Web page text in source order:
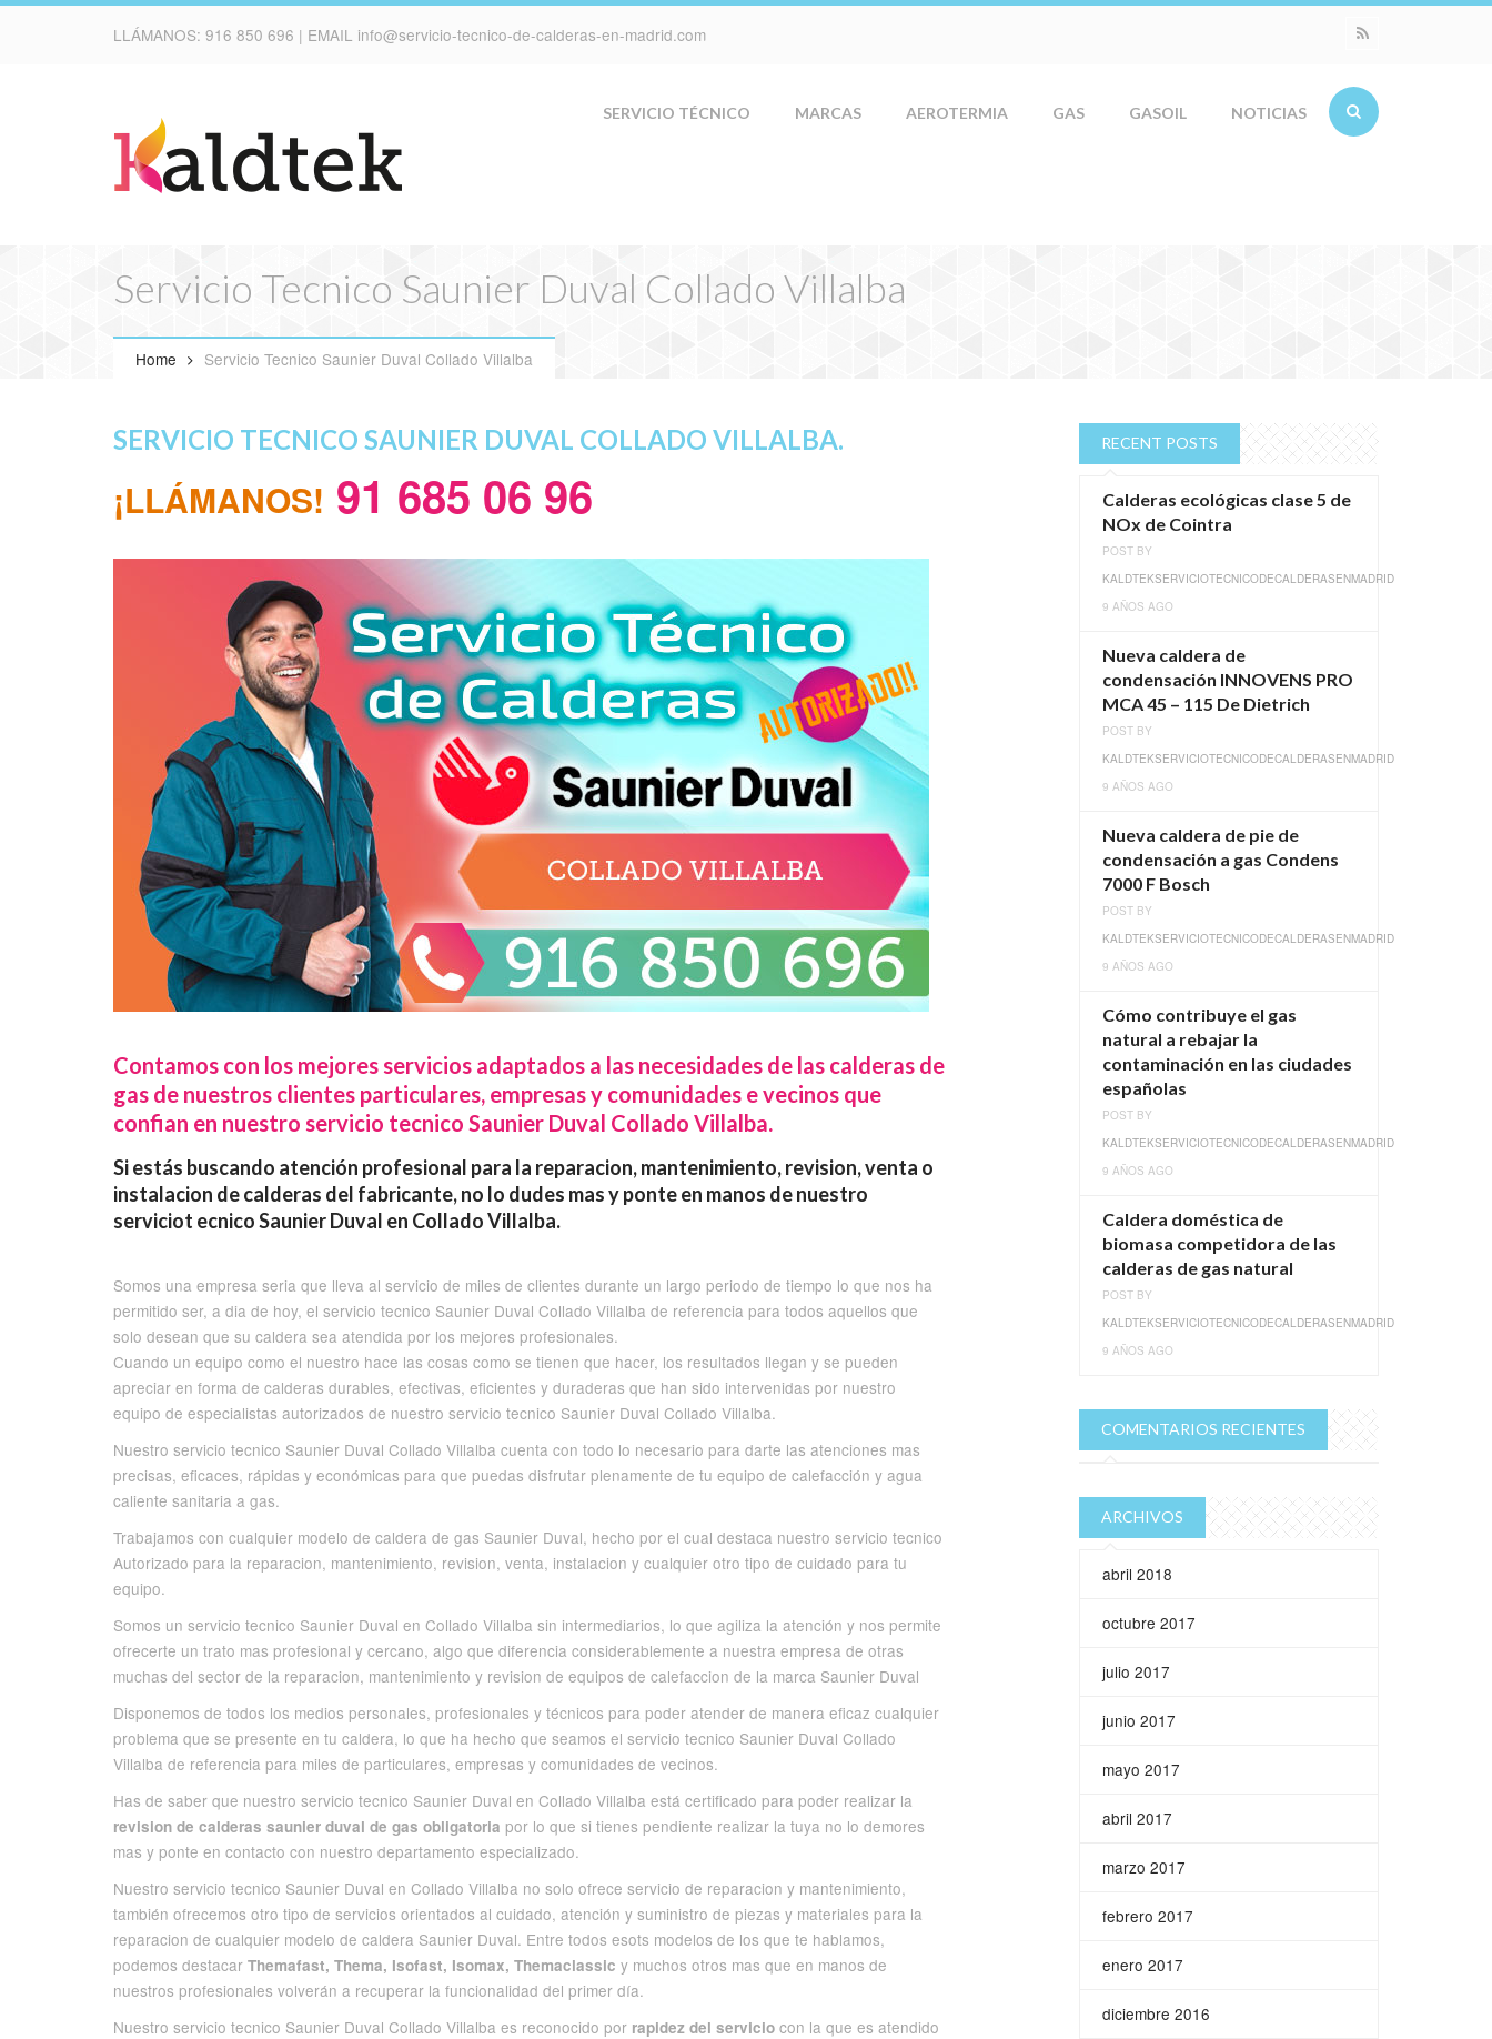
LLÁMANOS: 916 850 696 | EMAIL info@servicio-tecnico-de-calderas-en-madrid.com
SERVICIO TÉCNICO MARCAS AEROTERMIA GAS GASOIL NOTICIAS
Servicio Tecnico Saunier Duval Collado Villalba
Home Servicio Tecnico Saunier Duval Collado Villalba
SERVICIO TECNICO SAUNIER DUVAL COLLADO VILLALBA.
¡LLÁMANOS! 91 685 06 96
Contamos con los mejores servicios adaptados a las necesidades de las calderas de
gas de nuestros clientes particulares, empresas y comunidades e vecinos que
confian en nuestro servicio tecnico Saunier Duval Collado Villalba.
Si estás buscando atención profesional para la reparacion, mantenimiento, revision, venta o
instalacion de calderas del fabricante, no lo dudes mas y ponte en manos de nuestro
serviciot ecnico Saunier Duval en Collado Villalba.
Somos una empresa seria que lleva al servicio de miles de clientes durante un largo periodo de tiempo lo que nos ha
permitido ser, a dia de hoy, el servicio tecnico Saunier Duval Collado Villalba de referencia para todos aquellos que
solo desean que su caldera sea atendida por los mejores profesionales.
Cuando un equipo como el nuestro hace las cosas como se tienen que hacer, los resultados llegan y se pueden
apreciar en forma de calderas durables, efectivas, eficientes y duraderas que han sido intervenidas por nuestro
equipo de especialistas autorizados de nuestro servicio tecnico Saunier Duval Collado Villalba.
Nuestro servicio tecnico Saunier Duval Collado Villalba cuenta con todo lo necesario para darte las atenciones mas
precisas, eficaces, rápidas y económicas para que puedas disfrutar plenamente de tu equipo de calefacción y agua
caliente sanitaria a gas.
Trabajamos con cualquier modelo de caldera de gas Saunier Duval, hecho por el cual destaca nuestro servicio tecnico
Autorizado para la reparacion, mantenimiento, revision, venta, instalacion y cualquier otro tipo de cuidado para tu
equipo.
Somos un servicio tecnico Saunier Duval en Collado Villalba sin intermediarios, lo que agiliza la atención y nos permite
ofrecerte un trato mas profesional y cercano, algo que diferencia considerablemente a nuestra empresa de otras
muchas del sector de la reparacion, mantenimiento y revision de equipos de calefaccion de la marca Saunier Duval
Disponemos de todos los medios personales, profesionales y técnicos para poder atender de manera eficaz cualquier
problema que se presente en tu caldera, lo que ha hecho que seamos el servicio tecnico Saunier Duval Collado
Villalba de referencia para miles de particulares, empresas y comunidades de vecinos.
Has de saber que nuestro servicio tecnico Saunier Duval en Collado Villalba está certificado para poder realizar la
revision de calderas saunier duval de gas obligatoria por lo que si tienes pendiente realizar la tuya no lo demores
mas y ponte en contacto con nuestro departamento especializado.
Nuestro servicio tecnico Saunier Duval en Collado Villalba no solo ofrece servicio de reparacion y mantenimiento,
también ofrecemos otro tipo de servicios orientados al cuidado, atención y suministro de piezas y materiales para la
reparacion de cualquier modelo de caldera Saunier Duval. Entre todos esots modelos de los que te hablamos,
podemos destacar Themafast, Thema, Isofast, Isomax, Themaclassic y muchos otros mas que en manos de
nuestros profesionales volverán a recuperar la funcionalidad del primer día.
Nuestro servicio tecnico Saunier Duval Collado Villalba es reconocido por rapidez del servicio con la que es atendido
RECENT POSTS
Calderas ecológicas clase 5 de
NOx de Cointra
POST BY
KALDTEKSERVICIOTECNICODECALDERASENMADRID
9 AÑOS AGO
Nueva caldera de
condensación INNOVENS PRO
MCA 45 – 115 De Dietrich
POST BY
KALDTEKSERVICIOTECNICODECALDERASENMADRID
9 AÑOS AGO
Nueva caldera de pie de
condensación a gas Condens
7000 F Bosch
POST BY
KALDTEKSERVICIOTECNICODECALDERASENMADRID
9 AÑOS AGO
Cómo contribuye el gas
natural a rebajar la
contaminación en las ciudades
españolas
POST BY
KALDTEKSERVICIOTECNICODECALDERASENMADRID
9 AÑOS AGO
Caldera doméstica de
biomasa competidora de las
calderas de gas natural
POST BY
KALDTEKSERVICIOTECNICODECALDERASENMADRID
9 AÑOS AGO
COMENTARIOS RECIENTES
ARCHIVOS
abril 2018
octubre 2017
julio 2017
junio 2017
mayo 2017
abril 2017
marzo 2017
febrero 2017
enero 2017
diciembre 2016